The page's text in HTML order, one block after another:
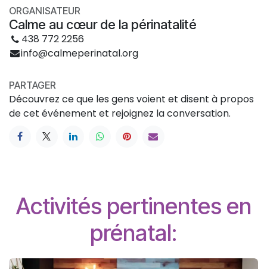
ORGANISATEUR
Calme au cœur de la périnatalité
438 772 2256
info@calmeperinatal.org
PARTAGER
Découvrez ce que les gens voient et disent à propos
de cet événement et rejoignez la conversation.
Activités pertinentes en
prénatal: